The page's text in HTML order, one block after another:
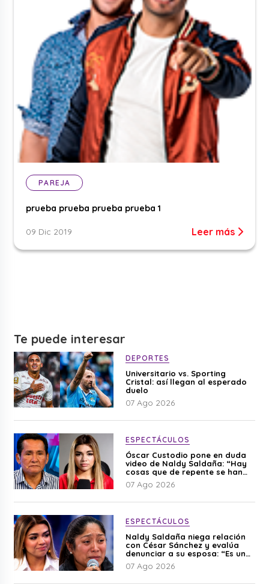
PAREJA
prueba prueba prueba prueba 1
09 Dic 2019 Leer más
Te puede interesar
DEPORTES
Universitario vs. Sporting
Cristal: así llegan al esperado
duelo
07 Ago 2026
ESPECTÁCULOS
Óscar Custodio pone en duda
video de Naldy Saldaña: “Hay
cosas que de repente se han
editado”
07 Ago 2026
ESPECTÁCULOS
Naldy Saldaña niega relación
con César Sánchez y evalúa
denunciar a su esposa: “Es una
difamación”
07 Ago 2026